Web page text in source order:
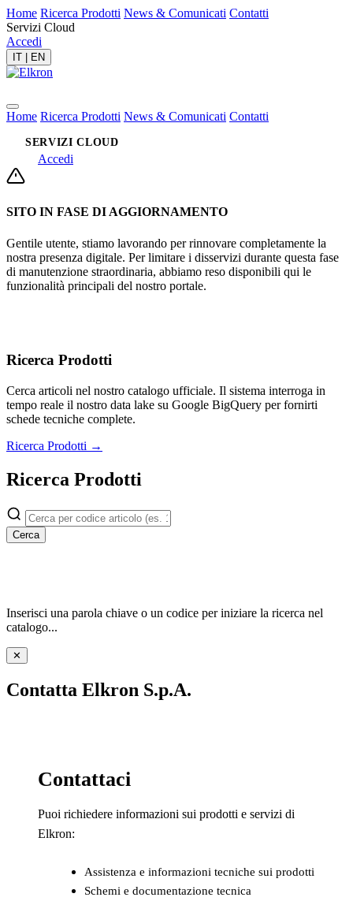
Home Ricerca Prodotti News & Comunicati Contatti
Servizi Cloud
Accedi
IT EN
Home Ricerca Prodotti News & Comunicati Contatti
SERVIZI CLOUD
Accedi
SITO IN FASE DI AGGIORNAMENTO
Gentile utente, stiamo lavorando per rinnovare completamente la
nostra presenza digitale. Per limitare i disservizi durante questa fase
di manutenzione straordinaria, abbiamo reso disponibili qui le
funzionalità principali del nostro portale.
Ricerca Prodotti
Cerca articoli nel nostro catalogo ufficiale. Il sistema interroga in
tempo reale il nostro data lake su Google BigQuery per fornirti
schede tecniche complete.
Ricerca Prodotti →
Ricerca Prodotti
Cerca
Inserisci una parola chiave o un codice per iniziare la ricerca nel
catalogo...
✕
Contatta Elkron S.p.A.
Contattaci
Puoi richiedere informazioni sui prodotti e servizi di
Elkron:
Assistenza e informazioni tecniche sui prodotti
Schemi e documentazione tecnica